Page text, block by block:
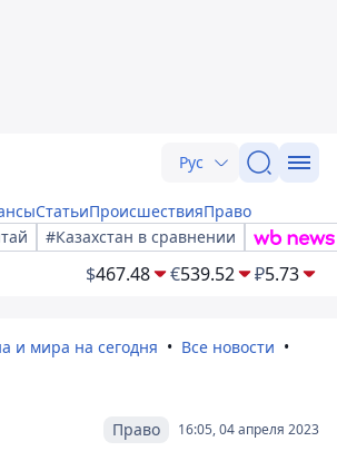
Рус
СтатьиПроисшествияПраво
#Казахстан в сравнении
$467.48 €539.52 ₽5.73
и мира на сегодня
Все новости
16:05, 04 апреля 2023
Право